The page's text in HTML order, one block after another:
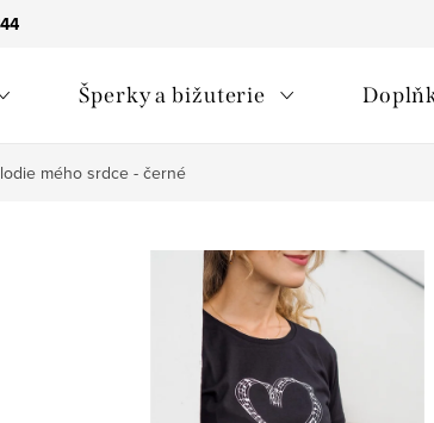
Šperky a bižuterie
mého srdce - černé